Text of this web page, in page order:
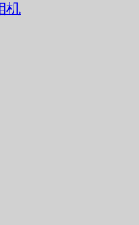
机